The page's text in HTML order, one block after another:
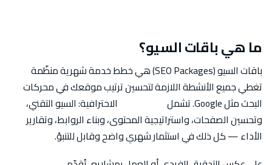
ما هي باقات السيو؟
باقات السيو (SEO Packages) هي خطط خدمة شهرية منظّمة
تغطي جميع الأنشطة اللازمة لتحسين ترتيب موقعك في محركات
البحث مثل Google. تشمل
الاحترافية: السيو التقني،
وتحسين الصفحات، واستراتيجية المحتوى، وبناء الروابط، وتقارير
الأداء — كل ذلك في استثمار شهري واضح وقابل للتنبؤ.